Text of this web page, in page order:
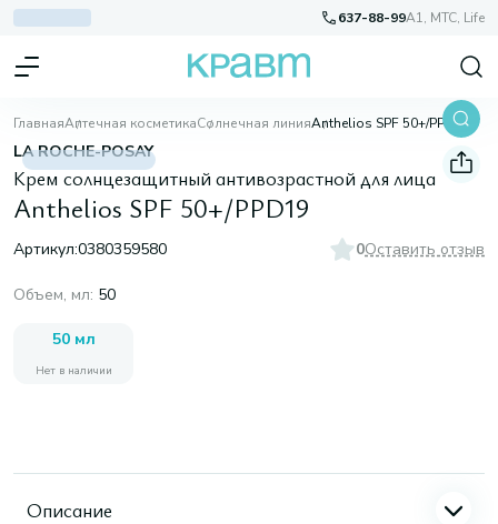
637-88-99A1, МТС, Life
ГлавнаяАптечная косметикаСолнечная линияAnthelios SPF 50+/PPD19
LA ROCHE-POSAY
Крем солнцезащитный антивозрастной для лица
Anthelios SPF 50+/PPD19
Артикул:0380359580 0Оставить отзыв
Объем, мл: 50
50 мл
Нет в наличии
Описание